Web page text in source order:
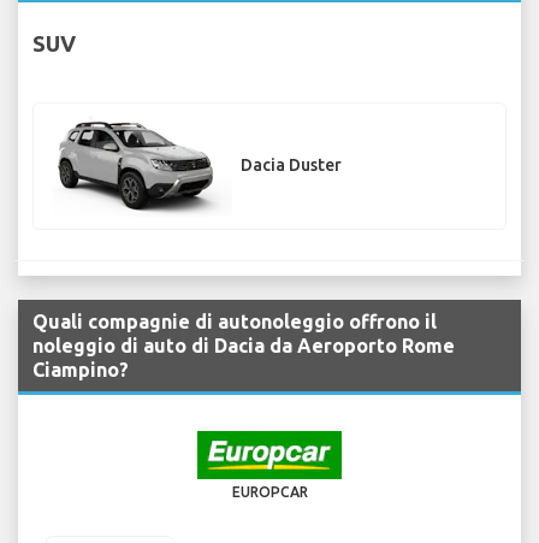
SUV
Dacia Duster
Quali compagnie di autonoleggio offrono il
noleggio di auto di Dacia da Aeroporto Rome
Ciampino?
EUROPCAR